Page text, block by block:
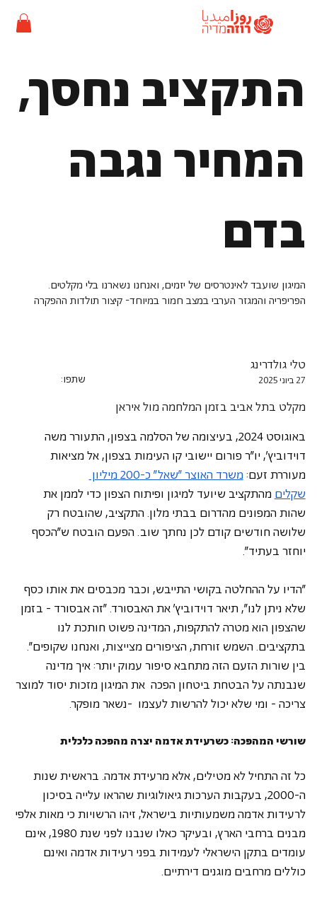
התקציב נחסך,
המחיר נגבה
בדם
המיגון שועבד לאינטרסים של יזמים, ואנחנו נשארנו בלי מקלטים.
הפריפריה והמגזר הערבי במצב חמור במיוחד- קיצור תולדות ההפקרה
שתפו:
טלי גולדרינג
27 ביוני 2025
מקלט בתל אביב בזמן המלחמה מול איראן
באוגוסט 2024, בעיצומה של הסלמה בצפון, התעורר משה
דוידוביץ', יו"ר פורום יישובי קו העימות בצפון, אל מציאות
מעוררת זעם:
משרד האוצר "שאל" כ-200 מיליון
שקלים מהתקציב שיועד למיגון ופיתוח הצפון כדי לממן את
שהות המפונים מהדרום בבתי מלון. התקציב, שהובטח רק
שלושה חודשים קודם לכן נחתך שוב. הפעם הובטח ש"הכסף
יוחזר בעתיד".
"הדיו על ההחלטה בקושי התייבש, וכבר מכבסים את אותו כסף
שלא ניתן לנו", תיאר דוידוביץ' את האבסורד. "זה אבסורד - בזמן
שהצפון הוא מטרה להתקפות, המדינה פשוט חותכת לנו
בתקציבים. השמש זורחת, הציפורים מצייצות, ואנחנו שקופים".
בין שורות הזעם הזה מתחבא סיפור עמוק יותר: איך מדינה
שנבנתה על הבטחת ביטחון הפכה  את המיגון מזכות יסוד למוצר
צריכה - ומי שלא יכול להרשות לעצמו  -נשאר מופקר.
שורשי המהפכה: כשרעידת אדמה יצרה מהפכה כלכלית
כל זה התחיל לא מטילים, אלא מרעידת אדמה. בראשית שנות
ה-2000, בעקבות הערכות גיאולוגיות שהראו עלייה בסיכון
לרעידות אדמה משמעותיות בישראל, זיהו הרשויות כי מאות אלפי
מבנים ברחבי הארץ, ובעיקר כאלו שנבנו לפני שנת 1980, אינם
עומדים בתקן הישראלי לעמידות בפני רעידות אדמה ואינם
כוללים מרחבים מוגנים דירתיים.